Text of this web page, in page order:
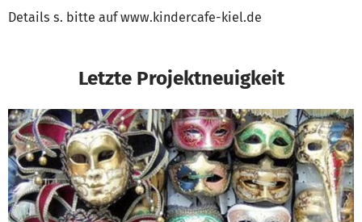
Details s. bitte auf www.kindercafe-kiel.de
Letzte Projektneuigkeit